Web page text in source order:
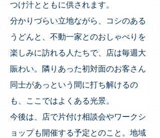
つけ汁とともに供されます。
分かりづらい立地ながら、コシのある
うどんと、不動一家とのおしゃべりを
楽しみに訪れる人たちで、店は毎週大
賑わい。隣りあった初対面のお客さん
同士があっという間に打ち解けるの
も、ここではよくある光景。
今後は、店で片付け相談会やワークシ
ョップも開催する予定とのこと。地域